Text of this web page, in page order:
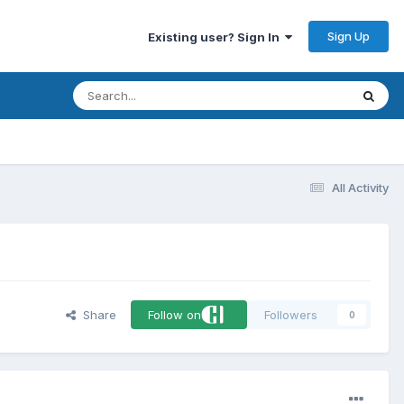
Existing user? Sign In Sign Up
All Activity
Share Follow on Followers 0